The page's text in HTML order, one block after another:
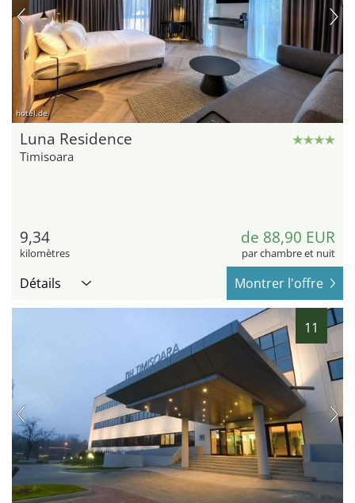
hotel.de
Luna Residence
Timisoara
9,34
kilomètres
de 88,90 EUR
par chambre et nuit
Détails Montrer l'offre
11